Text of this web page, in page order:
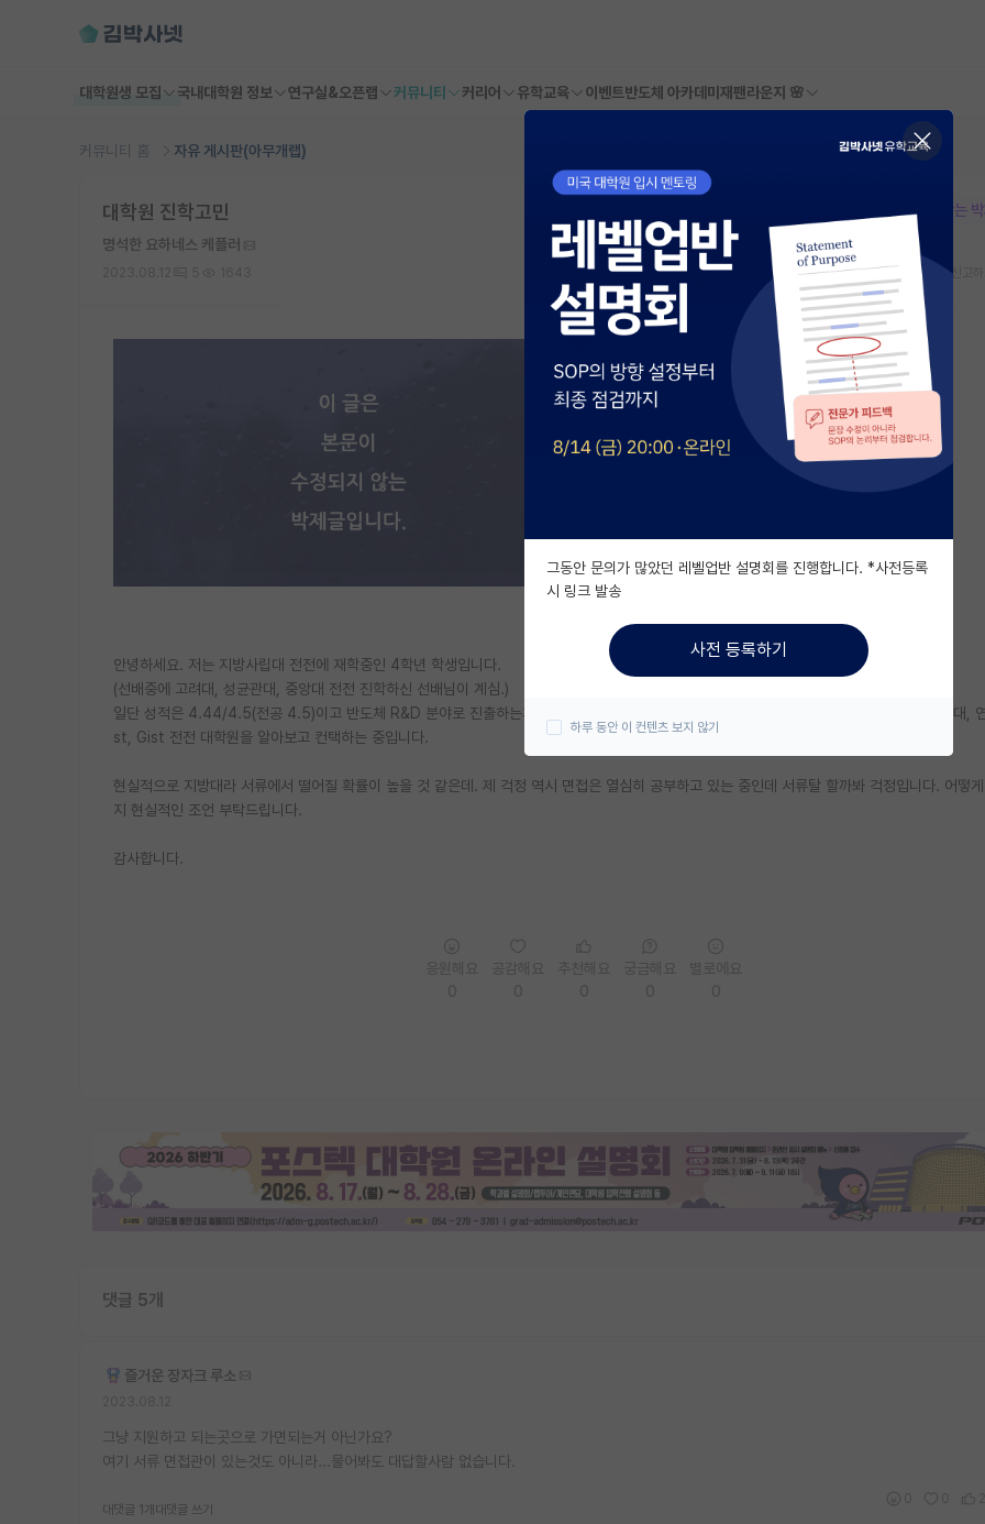
대학원생 모집 국내대학원 정보 연구실&오픈랩 커뮤니티 커리어 유학교육 이벤트반도체 아카데미 재팬라운지 🌸
커뮤니티 홈 자유 게시판(아무개랩)
본문이 수정되지 않는
대학원 진학고민
명석한 요하네스 케플러
스크랩 신고하
안녕하세요. 저는 지방사립대 전전에 재학중인 4학년 학생입니다.
(선배중에 고려대, 성균관대, 중앙대 전전 진학하신 선배님이 계심.)
일단 성적은 4.44/4.5(전공 4.5)이고 반도체 R&D 분야로 진출하는게 꿈이라 반도체 관련 연구실을 가고 싶어서 카이스트, 포항공대, 성균관대,
st, Gist 전전 대학원을 알아보고 컨택하는 중입니다.
현실적으로 지방대라 서류에서 떨어질 확률이 높을 것 같은데. 제 걱정 역시 면접은 열심히 공부하고 있는 중인데 서류탈 할까봐 걱정입니다. 어떻
지 현실적인 조언 부탁드립니다.
감사합니다.
댓글 5개
즐거운 장자크 루소
그냥 지원하고 되는곳으로 가면되는거 아닌가요?
여기 서류 면접관이 있는것도 아니라...물어봐도 대답할사람 없습니다.
대댓글 1개 대댓글 쓰기
그동안 문의가 많았던 레벨업반 설명회를 진행합니다. *사전등록
시 링크 발송
사전 등록하기
하루 동안 이 컨텐츠 보지 않기